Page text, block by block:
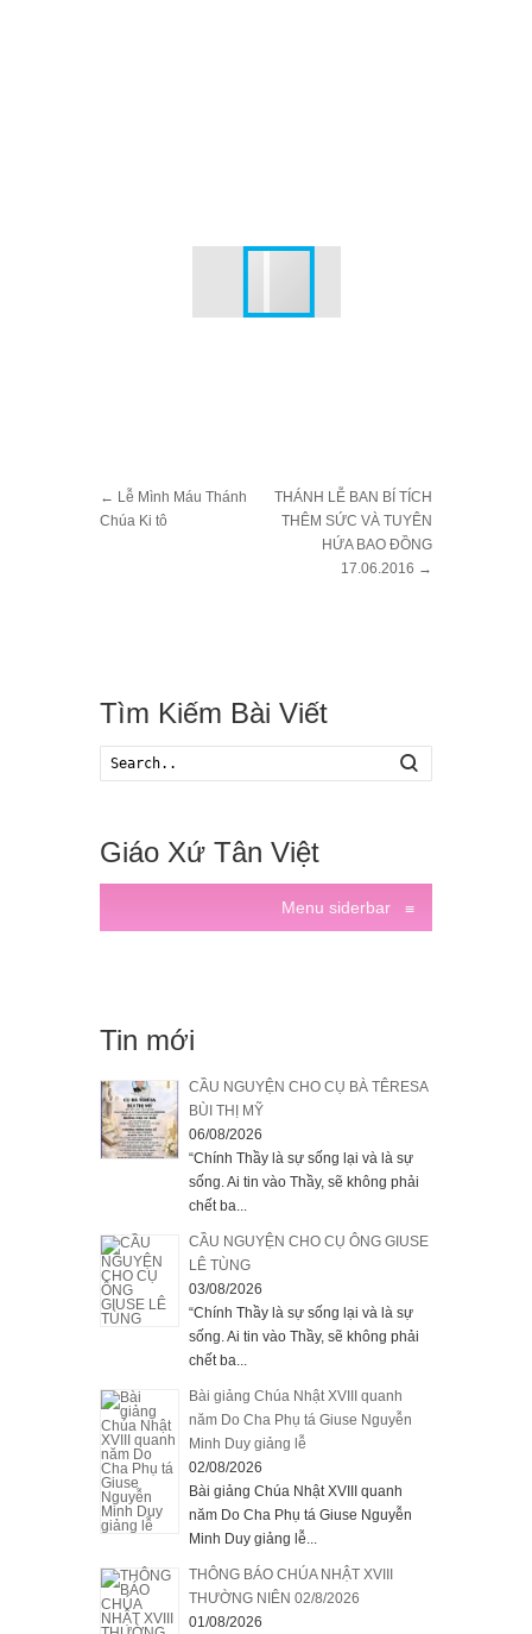
← Lễ Mình Máu Thánh
Chúa Ki tô
THÁNH LỄ BAN BÍ TÍCH
THÊM SỨC VÀ TUYÊN
HỨA BAO ĐỒNG
17.06.2016 →
Tìm Kiếm Bài Viết
Giáo Xứ Tân Việt
Menu siderbar ≡
Tin mới
CẦU NGUYỆN CHO CỤ BÀ TÊRESA
BÙI THỊ MỸ
06/08/2026
“Chính Thầy là sự sống lại và là sự
sống. Ai tin vào Thầy, sẽ không phải
chết ba...
CẦU NGUYỆN CHO CỤ ÔNG GIUSE
LÊ TÙNG
03/08/2026
“Chính Thầy là sự sống lại và là sự
sống. Ai tin vào Thầy, sẽ không phải
chết ba...
Bài giảng Chúa Nhật XVIII quanh
năm Do Cha Phụ tá Giuse Nguyễn
Minh Duy giảng lễ
02/08/2026
Bài giảng Chúa Nhật XVIII quanh
năm Do Cha Phụ tá Giuse Nguyễn
Minh Duy giảng lễ...
THÔNG BÁO CHÚA NHẬT XVIII
THƯỜNG NIÊN 02/8/2026
01/08/2026